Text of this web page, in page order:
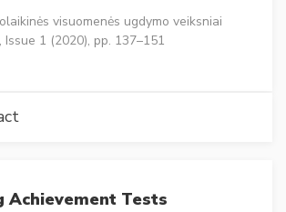
visuomenės ugdymo veiksniai
Issue 1 (2020), pp. 137–151
Achievement Tests